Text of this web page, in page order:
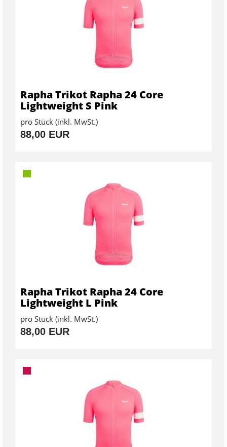
Rapha Trikot Rapha 24 Core
Lightweight S Pink
pro Stück (inkl. MwSt.)
88,00 EUR
Rapha Trikot Rapha 24 Core
Lightweight L Pink
pro Stück (inkl. MwSt.)
88,00 EUR